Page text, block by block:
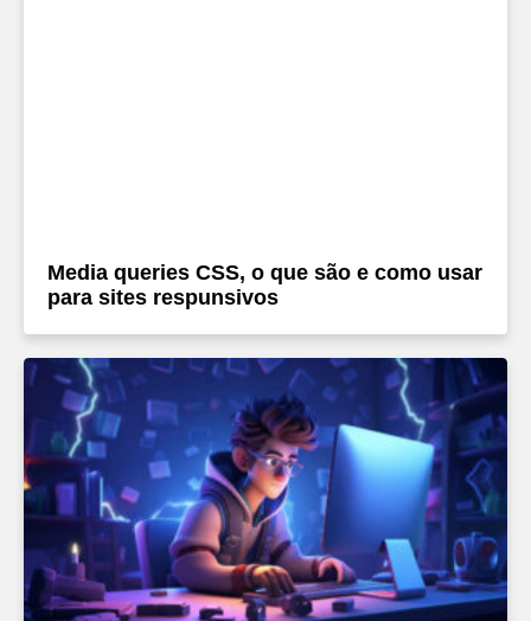
Media queries CSS, o que são e como usar
para sites respunsivos